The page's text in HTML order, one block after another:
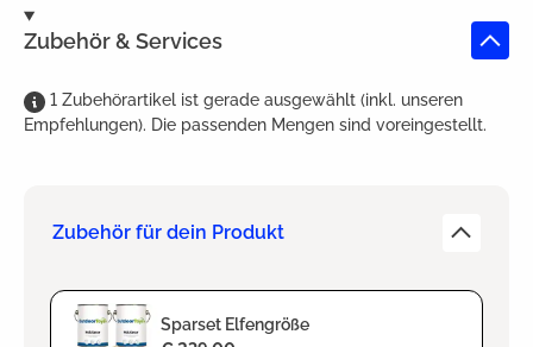
Zubehör & Services
1 Zubehörartikel ist gerade ausgewählt (inkl. unseren
Empfehlungen). Die passenden Mengen sind voreingestellt.
Zubehör für dein Produkt
Sparset Elfengröße